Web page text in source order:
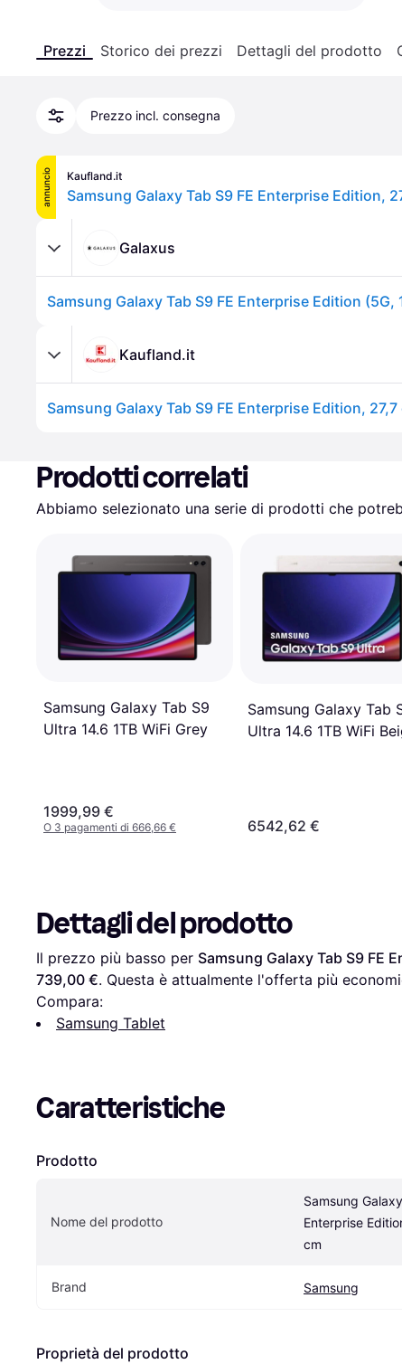
Prezzi Storico dei prezzi Dettagli del prodotto
Prezzo incl. consegna
annuncio Kaufland.it
Galaxus
Kaufland.it
Prodotti correlati
Abbiamo selezionato una serie di prodotti che
Samsung Galaxy Tab S9
Ultra 14.6 1TB WiFi Grey
1999,99 €
O 3 pagamenti di 666,66 €
Samsung Galaxy Tab
Ultra 14.6 1TB WiFi
6542,62 €
Dettagli del prodotto
Il prezzo più basso per Samsung Galaxy Tab S9 FE
739,00 €. Questa è attualmente l'offerta più
Compara:
Samsung Tablet
Caratteristiche
Prodotto
Nome del prodotto
Samsung
Enterprise
cm
Brand Samsung
Proprietà del prodotto